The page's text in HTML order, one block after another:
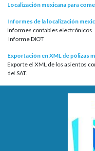
Localización mexicana para
Informes de la localización
Informes contables
Informe DIOT
Exportación en XML de pólizas
Exporte el XML de los asientos
del SAT.